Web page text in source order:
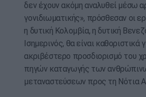
δεν έχουν ακόμη αναλυθεί μέσω
γονιδιωματικής», πρόσθεσαν οι
η δυτική Κολομβία, η δυτική
Ισημερινός, θα είναι καθοριστικά
ακριβέστερο προσδιορισμό του
πηγών καταγωγής των
μεταναστεύσεων προς τη Νότια